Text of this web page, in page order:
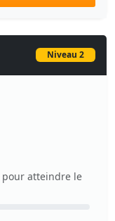
Niveau 2
pour atteindre le